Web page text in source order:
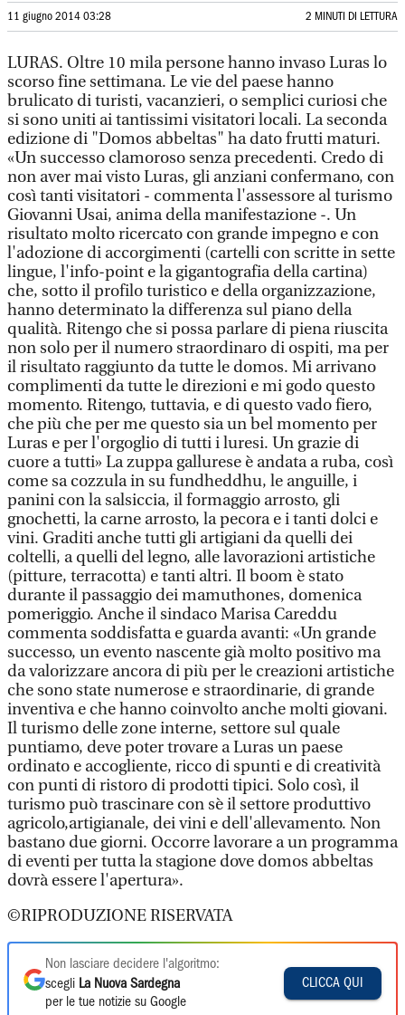
11 giugno 2014 03:28 2 MINUTI DI LETTURA
LURAS. Oltre 10 mila persone hanno invaso Luras lo
scorso fine settimana. Le vie del paese hanno
brulicato di turisti, vacanzieri, o semplici curiosi che
si sono uniti ai tantissimi visitatori locali. La seconda
edizione di "Domos abbeltas" ha dato frutti maturi.
«Un successo clamoroso senza precedenti. Credo di
non aver mai visto Luras, gli anziani confermano, con
così tanti visitatori - commenta l'assessore al turismo
Giovanni Usai, anima della manifestazione -. Un
risultato molto ricercato con grande impegno e con
l'adozione di accorgimenti (cartelli con scritte in sette
lingue, l'info-point e la gigantografia della cartina)
che, sotto il profilo turistico e della organizzazione,
hanno determinato la differenza sul piano della
qualità. Ritengo che si possa parlare di piena riuscita
non solo per il numero straordinaro di ospiti, ma per
il risultato raggiunto da tutte le domos. Mi arrivano
complimenti da tutte le direzioni e mi godo questo
momento. Ritengo, tuttavia, e di questo vado fiero,
che più che per me questo sia un bel momento per
Luras e per l'orgoglio di tutti i luresi. Un grazie di
cuore a tutti» La zuppa gallurese è andata a ruba, così
come sa cozzula in su fundheddhu, le anguille, i
panini con la salsiccia, il formaggio arrosto, gli
gnochetti, la carne arrosto, la pecora e i tanti dolci e
vini. Graditi anche tutti gli artigiani da quelli dei
coltelli, a quelli del legno, alle lavorazioni artistiche
(pitture, terracotta) e tanti altri. Il boom è stato
durante il passaggio dei mamuthones, domenica
pomeriggio. Anche il sindaco Marisa Careddu
commenta soddisfatta e guarda avanti: «Un grande
successo, un evento nascente già molto positivo ma
da valorizzare ancora di più per le creazioni artistiche
che sono state numerose e straordinarie, di grande
inventiva e che hanno coinvolto anche molti giovani.
Il turismo delle zone interne, settore sul quale
puntiamo, deve poter trovare a Luras un paese
ordinato e accogliente, ricco di spunti e di creatività
con punti di ristoro di prodotti tipici. Solo così, il
turismo può trascinare con sè il settore produttivo
agricolo,artigianale, dei vini e dell'allevamento. Non
bastano due giorni. Occorre lavorare a un programma
di eventi per tutta la stagione dove domos abbeltas
dovrà essere l'apertura».
©RIPRODUZIONE RISERVATA
Non lasciare decidere l'algoritmo:
scegli La Nuova Sardegna
per le tue notizie su Google
CLICCA QUI